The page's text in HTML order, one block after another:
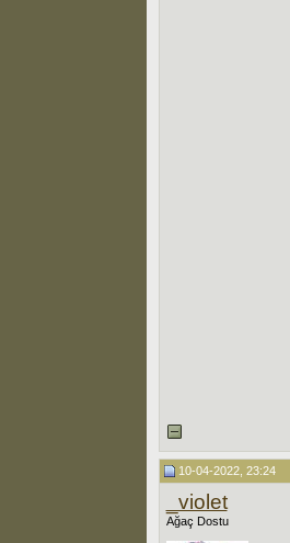
10-04-2022, 23:24
_violet
Ağaç Dostu